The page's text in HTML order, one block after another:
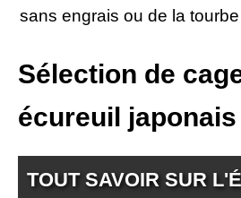
sans engrais ou de la
Sélection de
écureuil japonais
TOUT SAVOIR SUR